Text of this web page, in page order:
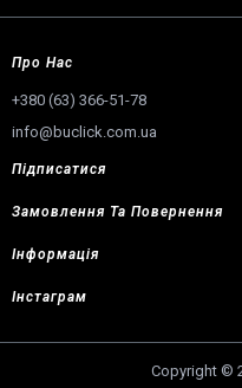
Про Нас
+380 (63) 366-51-78
info@buclick.com.ua
Підписатися
Замовлення Та Повернення
Інформація
Інстаграм
Copyright ©